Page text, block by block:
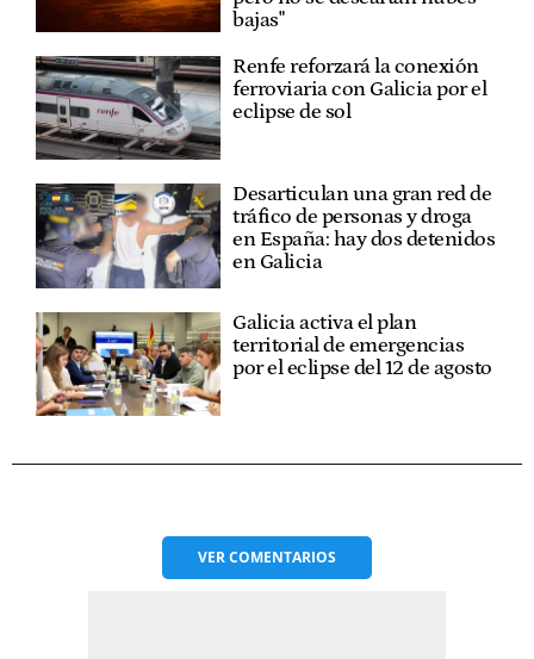
bajas"
Renfe reforzará la conexión
ferroviaria con Galicia por el
eclipse de sol
Desarticulan una gran red de
tráfico de personas y droga
en España: hay dos detenidos
en Galicia
Galicia activa el plan
territorial de emergencias
por el eclipse del 12 de agosto
VERCOMENTARIOS